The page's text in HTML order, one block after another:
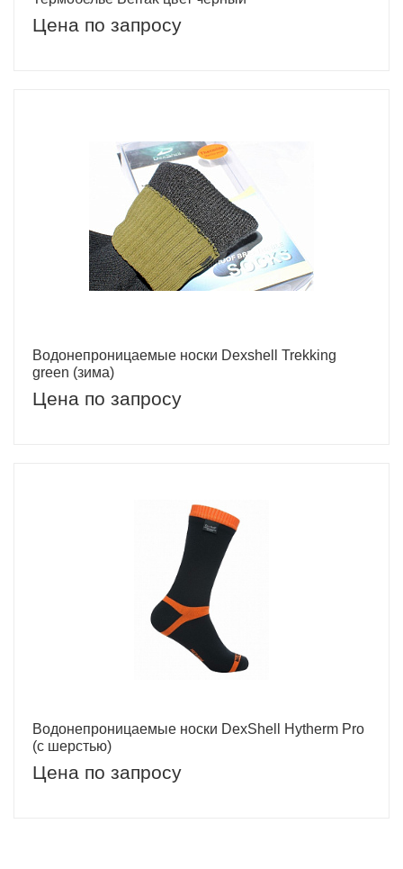
Цена по запросу
Водонепроницаемые носки Dexshell Trekking
green (зима)
Цена по запросу
Водонепроницаемые носки DexShell Hytherm Pro
(с шерстью)
Цена по запросу